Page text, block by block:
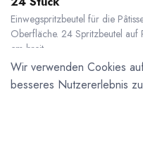
Einwegspritzbeutel für die
Oberfläche. 24 Spritzbeutel
cm breit.
13,04€*
( 1 Stk
* inkl. MwST. zzgl.Versandkosten
Wir verwenden Cookies
besseres Nutzererlebnis